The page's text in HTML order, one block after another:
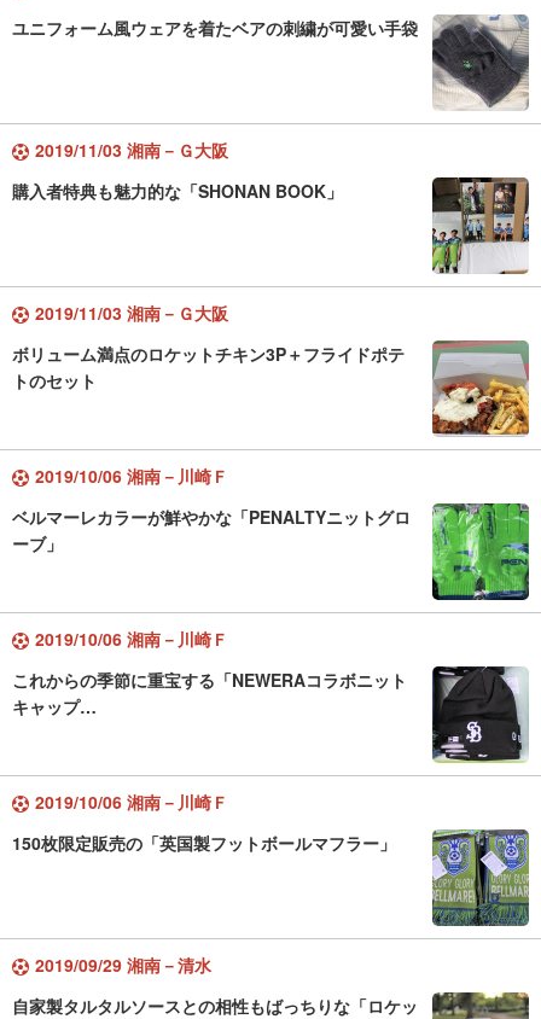
ユニフォーム風ウェアを着たベアの刺繍が可愛い手袋
2019/11/03 湘南－Ｇ大阪
購入者特典も魅力的な「SHONAN BOOK」
2019/11/03 湘南－Ｇ大阪
ボリューム満点のロケットチキン3P＋フライドポテ
トのセット
2019/10/06 湘南－川崎Ｆ
ベルマーレカラーが鮮やかな「PENALTYニットグロ
ーブ」
2019/10/06 湘南－川崎Ｆ
これからの季節に重宝する「NEWERAコラボニット
キャップ…
2019/10/06 湘南－川崎Ｆ
150枚限定販売の「英国製フットボールマフラー」
2019/09/29 湘南－清水
自家製タルタルソースとの相性もばっちりな「ロケッ